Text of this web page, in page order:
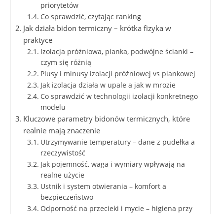
priorytetów
Co sprawdzić, czytając ranking
Jak działa bidon termiczny – krótka fizyka w
praktyce
Izolacja próżniowa, pianka, podwójne ścianki –
czym się różnią
Plusy i minusy izolacji próżniowej vs piankowej
Jak izolacja działa w upale a jak w mrozie
Co sprawdzić w technologii izolacji konkretnego
modelu
Kluczowe parametry bidonów termicznych, które
realnie mają znaczenie
Utrzymywanie temperatury – dane z pudełka a
rzeczywistość
Jak pojemność, waga i wymiary wpływają na
realne użycie
Ustnik i system otwierania – komfort a
bezpieczeństwo
Odporność na przecieki i mycie – higiena przy